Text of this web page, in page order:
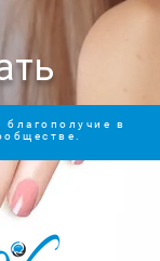
благополучие в